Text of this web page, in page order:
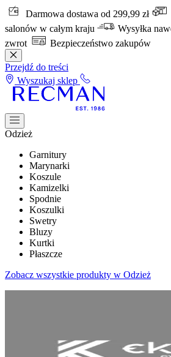
Darmowa dostawa od 299,99 zł
salonów w całym kraju
Wysyłka
zwrot
Bezpieczeństwo zakupów
Przejdź do treści
Wyszukaj sklep
Odzież
Garnitury
Marynarki
Koszule
Kamizelki
Spodnie
Koszulki
Swetry
Bluzy
Kurtki
Płaszcze
Zobacz wszystkie produkty w Odzież